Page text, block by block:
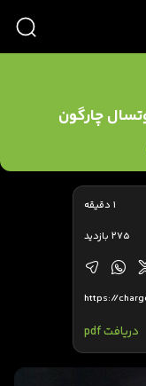
چارگون
1 دقیقه
275 بازدید
https://
دریافت pdf